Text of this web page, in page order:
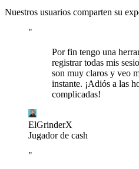
Nuestros usuarios comparten su
"
Por fin tengo una
registrar todas mis
son muy claros y veo
instante. ¡Adiós a las
complicadas!
ElGrinderX
Jugador de cash
"